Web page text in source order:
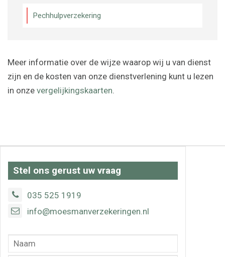
Pechhulpverzekering
Meer informatie over de wijze waarop wij u van dienst
zijn en de kosten van onze dienstverlening kunt u lezen
in onze vergelijkingskaarten.
Stel ons gerust uw vraag
035 525 1919
info@moesmanverzekeringen.nl